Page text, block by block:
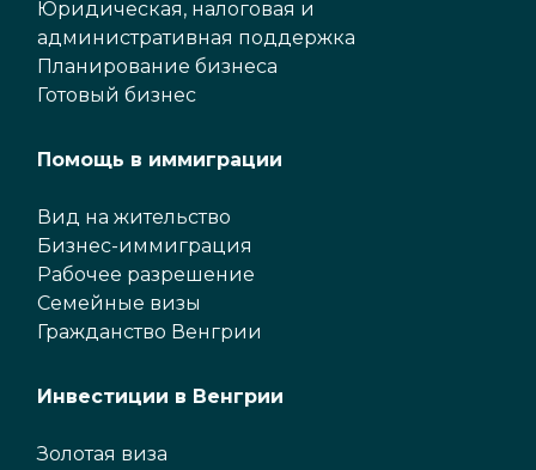
Юридическая, налоговая и
административная поддержка
Планирование бизнеса
Готовый бизнес
Помощь в иммиграции
Вид на жительство
Бизнес-иммиграция
Рабочее разрешение
Семейные визы
Гражданство Венгрии
Инвестиции в Венгрии
Золотая виза